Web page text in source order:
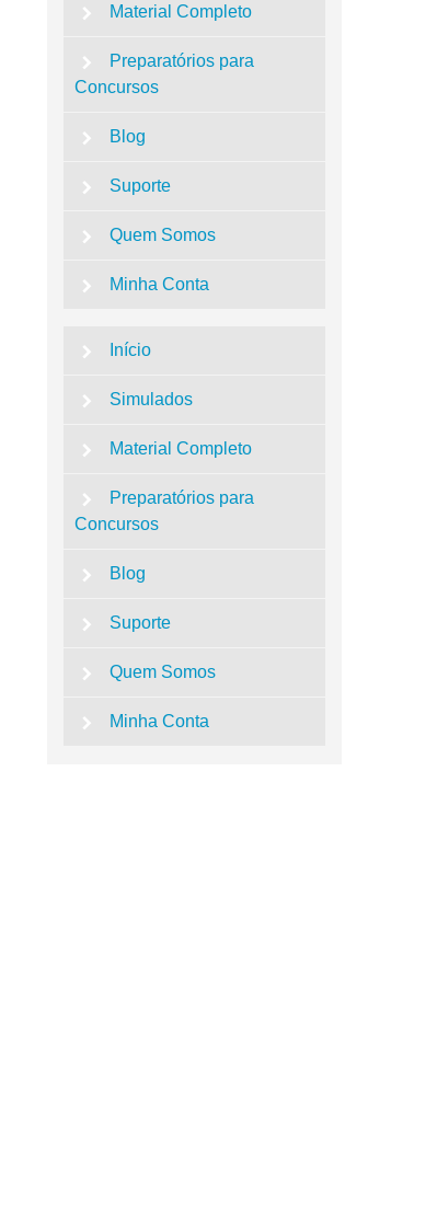
Material Completo
Preparatórios para
Concursos
Blog
Suporte
Quem Somos
Minha Conta
Início
Simulados
Material Completo
Preparatórios para
Concursos
Blog
Suporte
Quem Somos
Minha Conta